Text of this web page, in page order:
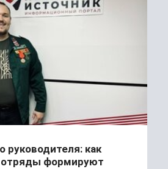
руководителя: как
отряды формируют